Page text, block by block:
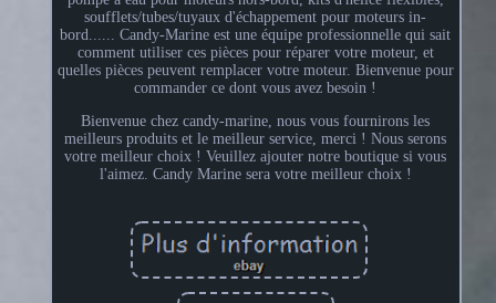
soufflets/tubes/tuyaux d'échappement pour moteurs in-
bord...... Candy-Marine est une équipe professionnelle qui sait
comment utiliser ces pièces pour réparer votre moteur, et
quelles pièces peuvent remplacer votre moteur. Bienvenue pour
commander ce dont vous avez besoin !
Bienvenue chez candy-marine, nous vous fournirons les
meilleurs produits et le meilleur service, merci ! Nous serons
votre meilleur choix ! Veuillez ajouter notre boutique si vous
l'aimez. Candy Marine sera votre meilleur choix !